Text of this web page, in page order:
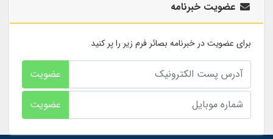
عضویت خبرنامه
برای عضویت در خبرنامه بصائر فرم زیر را پر کنید
عضویت
عضویت